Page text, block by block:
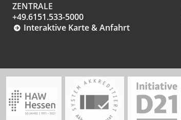
ZENTRALE
+49.6151.533-5000
Interaktive Karte & Anfahrt